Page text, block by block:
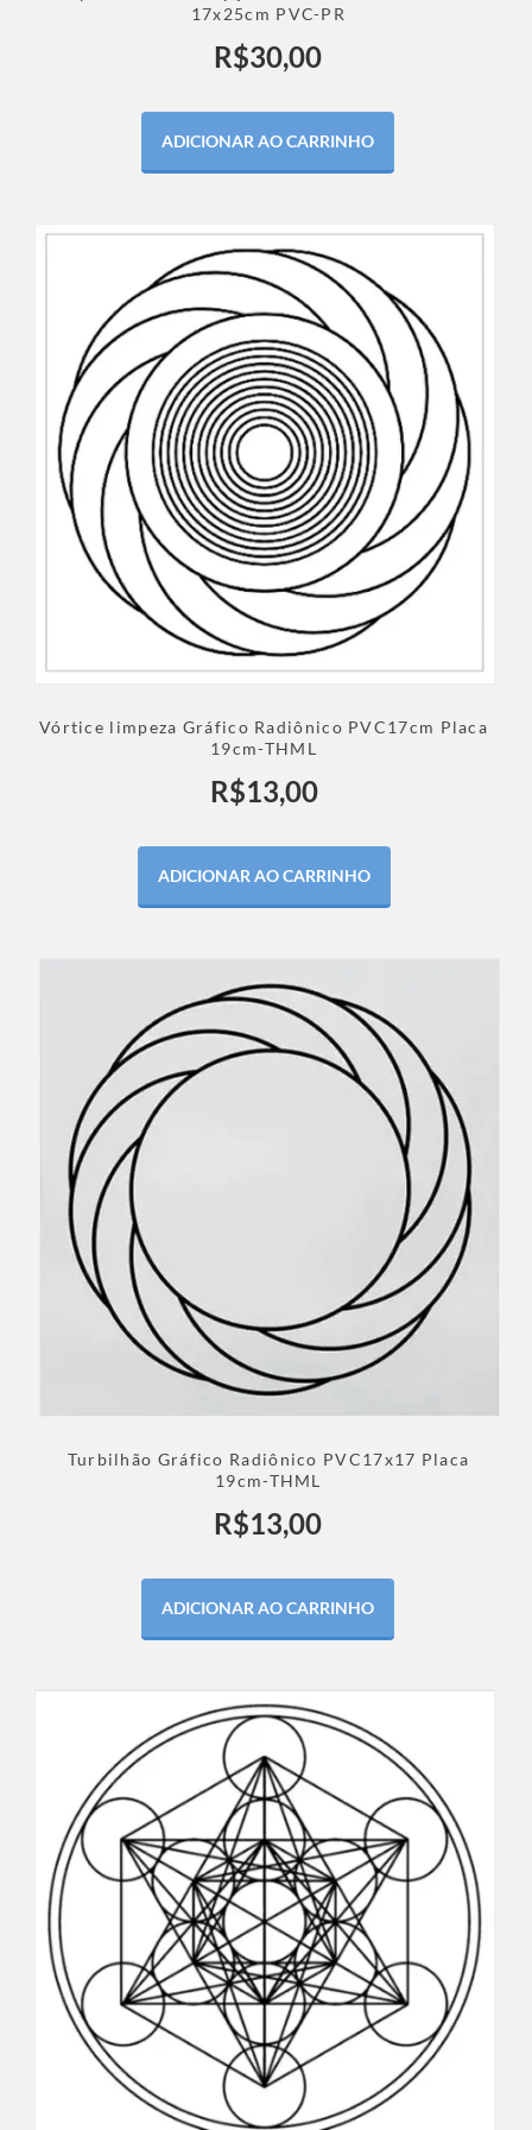
17x25cm PVC-PR
R$30,00
ADICIONAR AO CARRINHO
Vórtice limpeza Gráfico Radiônico PVC17cm Placa
19cm-THML
R$13,00
ADICIONAR AO CARRINHO
Turbilhão Gráfico Radiônico PVC17x17 Placa
19cm-THML
R$13,00
ADICIONAR AO CARRINHO